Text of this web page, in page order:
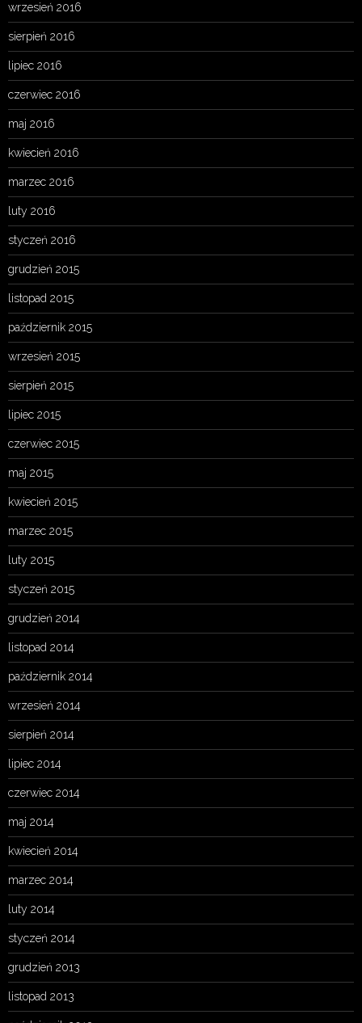
wrzesień 2016
sierpień 2016
lipiec 2016
czerwiec 2016
maj 2016
kwiecień 2016
marzec 2016
luty 2016
styczeń 2016
grudzień 2015
listopad 2015
październik 2015
wrzesień 2015
sierpień 2015
lipiec 2015
czerwiec 2015
maj 2015
kwiecień 2015
marzec 2015
luty 2015
styczeń 2015
grudzień 2014
listopad 2014
październik 2014
wrzesień 2014
sierpień 2014
lipiec 2014
czerwiec 2014
maj 2014
kwiecień 2014
marzec 2014
luty 2014
styczeń 2014
grudzień 2013
listopad 2013